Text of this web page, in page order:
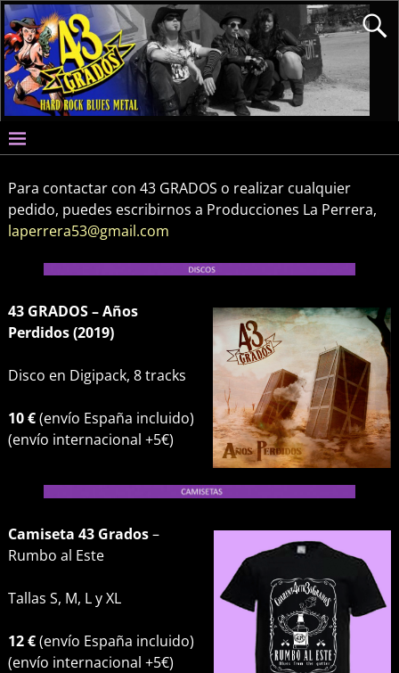
Para contactar con 43 GRADOS o realizar cualquier
pedido, puedes escribirnos a Producciones La Perrera,
laperrera53@gmail.com
43 GRADOS – Años
Perdidos (2019)
Disco en Digipack, 8 tracks
10 €(envío España incluido)
(envío internacional +5€)
Camiseta 43 Grados–
Rumbo al Este
Tallas S, M, L y XL
12 €(envío España incluido)
(envío internacional +5€)